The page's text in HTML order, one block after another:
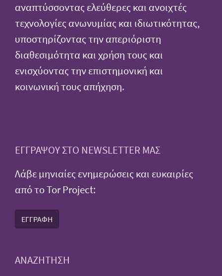
αναπτύσσοντας ελεύθερες και ανοιχτές
τεχνολογίες ανωνυμίας και ιδιωτικότητας,
υποστηρίζοντας την απεριόριστη
διαθεσιμότητα και χρήση τους και
ενισχύοντας την επιστημονική και
κοινωνική τους απήχηση.
ΕΓΓΡΑΨΟΥ ΣΤΟ NEWSLETTER ΜΑΣ
Λάβε μηνιαίες ενημερώσεις και ευκαιρίες
από το Tor Project:
ΕΓΓΡΑΦΗ
ΑΝΑΖΗΤΗΣΗ